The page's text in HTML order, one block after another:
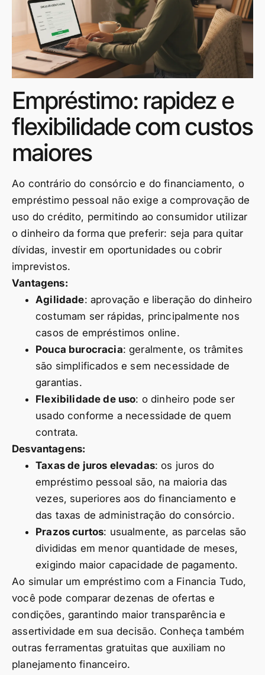
Empréstimo: rapidez e
flexibilidade com custos
maiores
Ao contrário do consórcio e do financiamento, o
empréstimo pessoal não exige a comprovação de
uso do crédito, permitindo ao consumidor utilizar
o dinheiro da forma que preferir: seja para quitar
dívidas, investir em oportunidades ou cobrir
imprevistos.
Vantagens:
Agilidade: aprovação e liberação do dinheiro
costumam ser rápidas, principalmente nos
casos de empréstimos online.
Pouca burocracia: geralmente, os trâmites
são simplificados e sem necessidade de
garantias.
Flexibilidade de uso: o dinheiro pode ser
usado conforme a necessidade de quem
contrata.
Desvantagens:
Taxas de juros elevadas: os juros do
empréstimo pessoal são, na maioria das
vezes, superiores aos do financiamento e
das taxas de administração do consórcio.
Prazos curtos: usualmente, as parcelas são
divididas em menor quantidade de meses,
exigindo maior capacidade de pagamento.
Ao simular um empréstimo com a Financia Tudo,
você pode comparar dezenas de ofertas e
condições, garantindo maior transparência e
assertividade em sua decisão. Conheça também
outras ferramentas gratuitas que auxiliam no
planejamento financeiro.